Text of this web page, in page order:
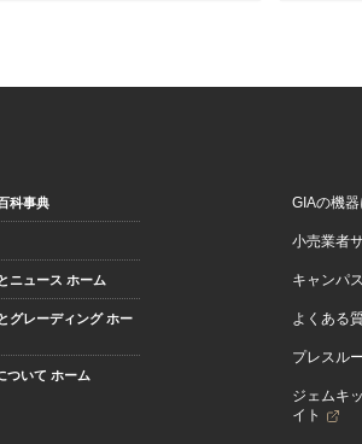
科事典
ニュース ホーム
グレーディング ホー
ついて ホーム
GIAの機
小売業者
キャンパ
よくある
プレスル
ジェムキ
イト